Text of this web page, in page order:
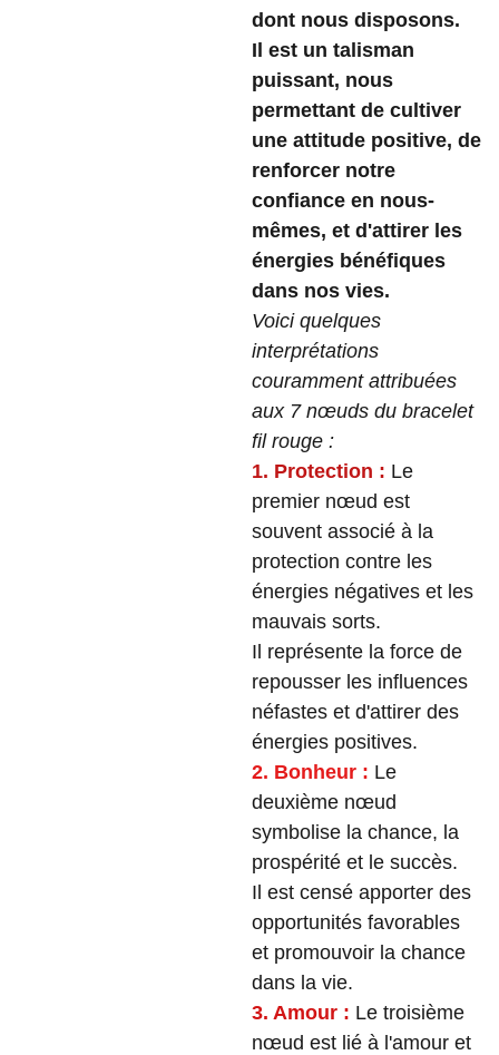
dont nous disposons.
Il est un talisman
puissant, nous
permettant de cultiver
une attitude positive, de
renforcer notre
confiance en nous-
mêmes, et d'attirer les
énergies bénéfiques
dans nos vies.
Voici quelques
interprétations
couramment attribuées
aux 7 nœuds du bracelet
fil rouge :
1. Protection : Le
premier nœud est
souvent associé à la
protection contre les
énergies négatives et les
mauvais sorts.
Il représente la force de
repousser les influences
néfastes et d'attirer des
énergies positives.
2. Bonheur : Le
deuxième nœud
symbolise la chance, la
prospérité et le succès.
Il est censé apporter des
opportunités favorables
et promouvoir la chance
dans la vie.
3. Amour : Le troisième
nœud est lié à l'amour et